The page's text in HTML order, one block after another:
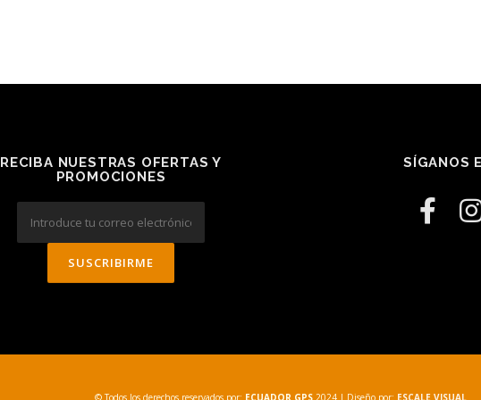
RECIBA NUESTRAS OFERTAS Y
PROMOCIONES
SÍGANOS
© Todos los derechos reservados por: ECUADOR GPS 2024 | Diseño por: ESCALE VISUAL